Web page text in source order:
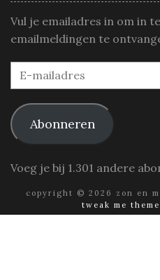
Vul je emailadres in om in
emailmeldingen te
E-
mailadres
Abonneren
Voeg je bij 1.301 andere
copyright © 2026 zon en
tweak me theme